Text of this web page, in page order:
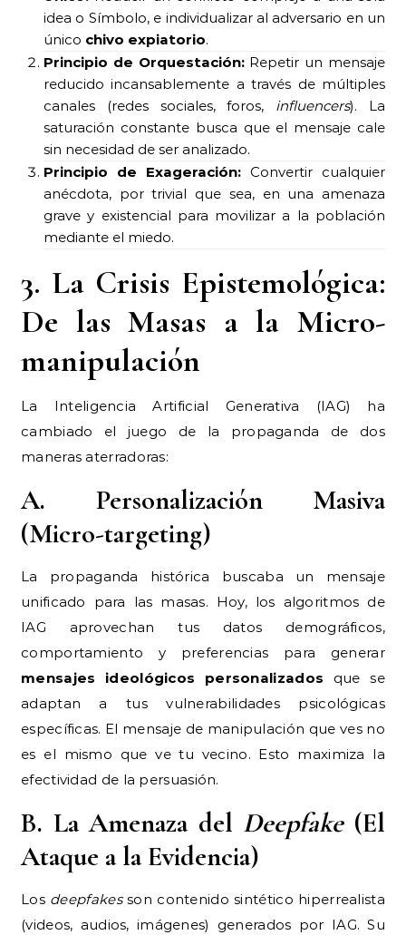
idea o Símbolo, e individualizar al adversario en un
único chivo expiatorio.
Principio de Orquestación:Repetir un mensaje
reducido incansablemente a través de múltiples
canales (redes sociales, foros, influencers). La
saturación constante busca que el mensaje cale
sin necesidad de ser analizado.
Principio de Exageración: Convertir cualquier
anécdota, por trivial que sea, en una amenaza
grave y existencial para movilizar a la población
mediante el miedo.
3. La Crisis Epistemológica:
De las Masas a la Micro-
manipulación
La Inteligencia Artificial Generativa (IAG) ha
cambiado el juego de la propaganda de dos
maneras aterradoras:
A. Personalización Masiva
(Micro-targeting)
La propaganda histórica buscaba un mensaje
unificado para las masas. Hoy, los algoritmos de
IAG aprovechan tus datos demográficos,
comportamiento y preferencias para generar
mensajes ideológicos personalizados que se
adaptan a tus vulnerabilidades psicológicas
específicas. El mensaje de manipulación que ves no
es el mismo que ve tu vecino. Esto maximiza la
efectividad de la persuasión.
B. La Amenaza del Deepfake(El
Ataque a la Evidencia)
Los deepfakesson contenido sintético hiperrealista
(videos, audios, imágenes) generados por IAG. Su